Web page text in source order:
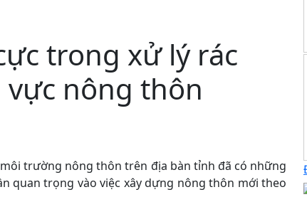
trong xử lý rác
nông thôn
trường nông thôn trên địa bàn tỉnh đã có những
quan trọng vào việc xây dựng nông thôn mới theo